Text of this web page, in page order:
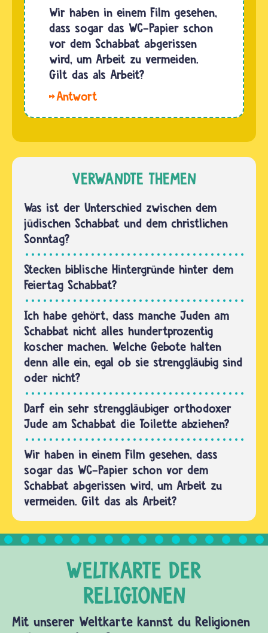
Bohnen,
Zwiebeln,
Rindfleisch,
…
was dem
Leben
dient und
für die
Gesundheit
ist, ist
am
Wir haben in einem Film gesehen,
dass sogar das WC-Papier schon
vor dem Schabbat abgerissen
wird, um Arbeit zu vermeiden.
Gilt das als Arbeit?
Ja, was
ihr
gesehen
habt, ist
richtig.
Heute
gibt es
daher in
Israel
Toilettenpapier
in…
VERWANDTE THEMEN
Was ist der Unterschied zwischen dem
jüdischen Schabbat und dem christlichen
Sonntag?
Stecken biblische Hintergründe hinter dem
Feiertag Schabbat?
Ich habe gehört, dass manche Juden am
Schabbat nicht alles hundertprozentig
koscher machen. Welche Gebote halten
denn alle ein, egal ob sie strenggläubig sind
oder nicht?
Darf ein sehr strenggläubiger orthodoxer
Jude am Schabbat die Toilette abziehen?
Wir haben in einem Film gesehen, dass
sogar das WC-Papier schon vor dem
Schabbat abgerissen wird, um Arbeit zu
vermeiden. Gilt das als Arbeit?
Mit unserer Weltkarte kannst du Religionen